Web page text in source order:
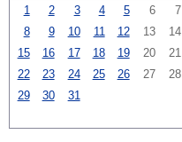
1
2 3 4 5 6
7
8
9 10 11 12 13
14
15
16 17 18 19 20
21
22
23 24 25 26 27
28
29
30 31